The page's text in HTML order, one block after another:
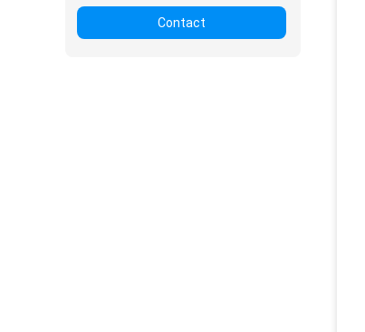
Contact